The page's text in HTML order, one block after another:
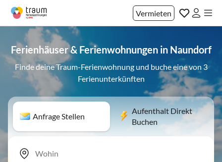
Vermieten
Ferienhäuser & Ferienwohnungen in Naundorf
Finde deine Traum-Ferienwohnung und buche eine von 3
Ferienunterkünften
Anfrage Stellen
Aufenthalt Direkt
Buchen